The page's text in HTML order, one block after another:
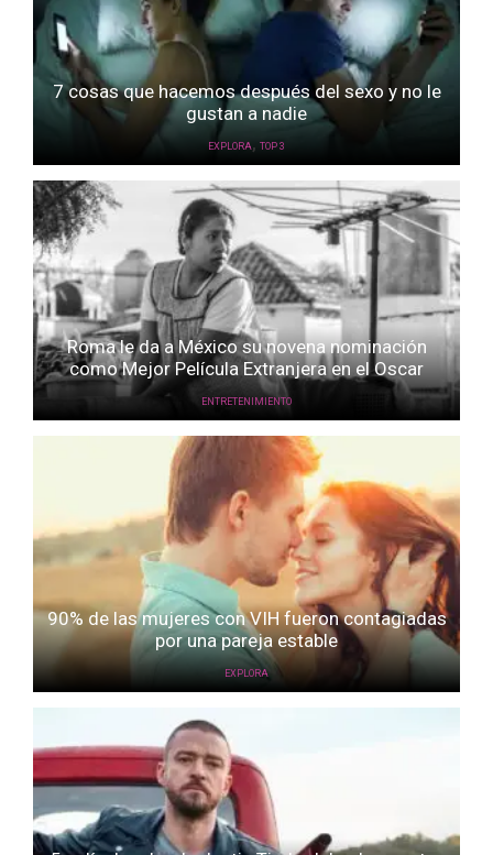
7 cosas que hacemos después del sexo y no le
gustan a nadie
EXPLORA , TOP 3
Roma le da a México su novena nominación
como Mejor Película Extranjera en el Oscar
ENTRETENIMIENTO
90% de las mujeres con VIH fueron contagiadas
por una pareja estable
EXPLORA